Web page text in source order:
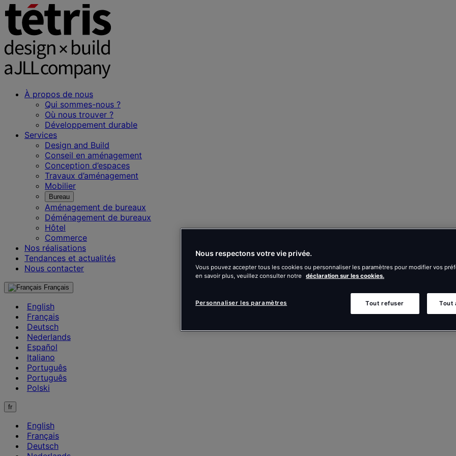
À propos de nous
Qui sommes-nous ?
Où nous trouver ?
Développement durable
Services
Design and Build
Conseil en aménagement
Conception d’espaces
Travaux d’aménagement
Mobilier
Bureau
Aménagement de bureaux
Déménagement de bureaux
Hôtel
Commerce
Nos réalisations
Tendances et actualités
Nous contacter
Français
English
Français
Deutsch
Nederlands
Español
Italiano
Português
Português
Polski
fr
English
Français
Deutsch
Nous respectons votre vie privée.
Vous pouvez accepter tous les cookies ou personnaliser les paramètres pour modifier vos
en savoir plus, veuillez consulter notre
déclaration sur les cookies.
Tout refuser Tout
Personnaliser les paramètres